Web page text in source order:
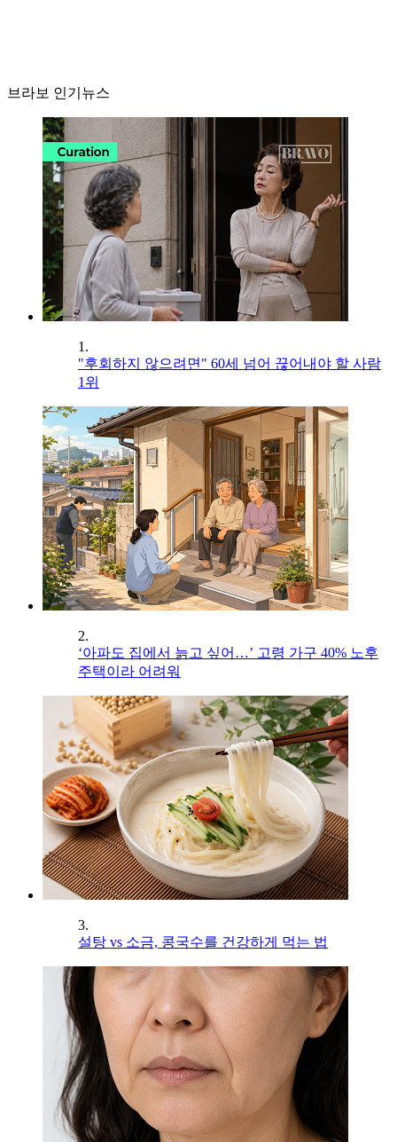
브라보 인기뉴스
1.
"후회하지 않으려면" 60세 넘어 끊어내야 할 사람
1위
2.
‘아파도 집에서 늙고 싶어…’ 고령 가구 40% 노후
주택이라 어려워
3.
설탕 vs 소금, 콩국수를 건강하게 먹는 법